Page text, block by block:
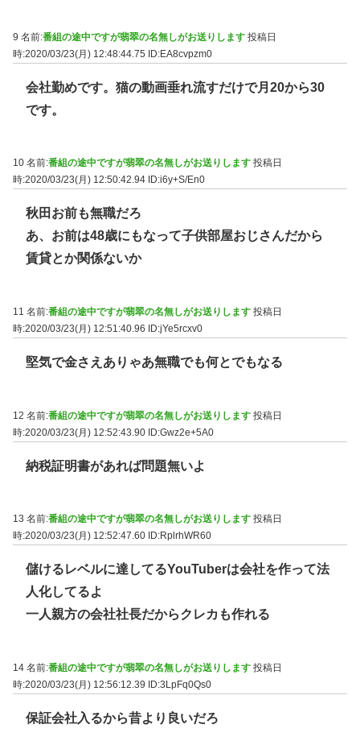
9 名前:番組の途中ですが翡翠の名無しがお送りします 投稿日
時:2020/03/23(月) 12:48:44.75 ID:EA8cvpzm0
会社勤めです。猫の動画垂れ流すだけで月20から30
です。
10 名前:番組の途中ですが翡翠の名無しがお送りします 投稿日
時:2020/03/23(月) 12:50:42.94 ID:i6y+S/En0
秋田お前も無職だろ
あ、お前は48歳にもなって子供部屋おじさんだから
賃貸とか関係ないか
11 名前:番組の途中ですが翡翠の名無しがお送りします 投稿日
時:2020/03/23(月) 12:51:40.96
ID:jYe5rcxv0
堅気で金さえありゃあ無職でも何とでもなる
12 名前:番組の途中ですが翡翠の名無しがお送りします 投稿日
時:2020/03/23(月) 12:52:43.90 ID:Gwz2e+5A0
納税証明書があれば問題無いよ
13 名前:番組の途中ですが翡翠の名無しがお送りします 投稿日
時:2020/03/23(月) 12:52:47.60 ID:RplrhWR60
儲けるレベルに達してるYouTuberは会社を作って法
人化してるよ
一人親方の会社社長だからクレカも作れる
14 名前:番組の途中ですが翡翠の名無しがお送りします 投稿日
時:2020/03/23(月) 12:56:12.39 ID:3LpFq0Qs0
保証会社入るから昔より良いだろ